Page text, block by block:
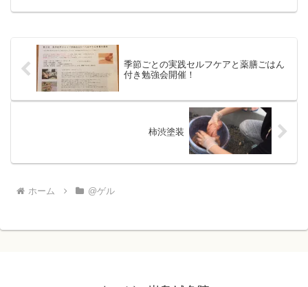
季節ごとの実践セルフケアと薬膳ごはん
付き勉強会開催！
柿渋塗装
ホーム @ゲル